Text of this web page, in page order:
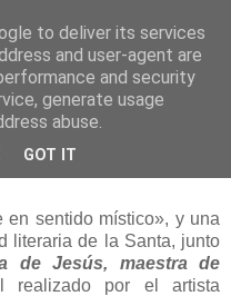
del Hombre
en sentido místico», y una
literaria de la Santa, junto
de Jesús, maestra de
realizado por el artista
to deliver its services
and user-agent are
and security
generate usage
abuse.
GOT IT